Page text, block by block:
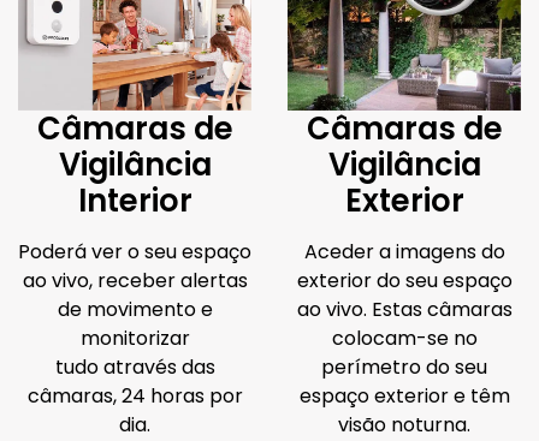
Câmaras de
Vigilância
Interior
Poderá ver o seu espaço
ao vivo, receber alertas
de movimento e
monitorizar
tudo através das
câmaras, 24 horas por
dia.
Câmaras de
Vigilância
Exterior
Aceder a imagens do
exterior do seu espaço
ao vivo. Estas câmaras
colocam-se no
perímetro do seu
espaço exterior e têm
visão noturna.